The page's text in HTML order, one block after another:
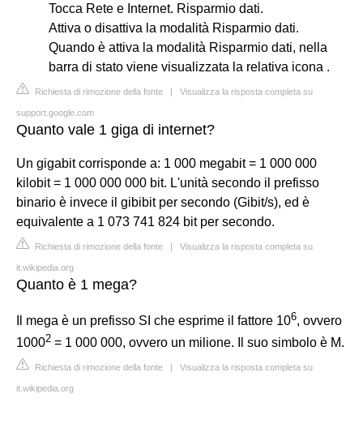
Tocca Rete e Internet. Risparmio dati.
Attiva o disattiva la modalità Risparmio dati.
Quando è attiva la modalità Risparmio dati, nella
barra di stato viene visualizzata la relativa icona .
Richiesta di rimozione della fonte | Visualizza la risposta completa su
support.google.com
Quanto vale 1 giga di internet?
Un gigabit corrisponde a: 1 000 megabit = 1 000 000
kilobit = 1 000 000 000 bit. L'unità secondo il prefisso
binario è invece il gibibit per secondo (Gibit/s), ed è
equivalente a 1 073 741 824 bit per secondo.
Richiesta di rimozione della fonte | Visualizza la risposta completa su
it.wikipedia.org
Quanto è 1 mega?
Il mega è un prefisso SI che esprime il fattore 106, ovvero
10002 = 1 000 000, ovvero un milione. Il suo simbolo è M.
Richiesta di rimozione della fonte | Visualizza la risposta completa su
it.wikipedia.org